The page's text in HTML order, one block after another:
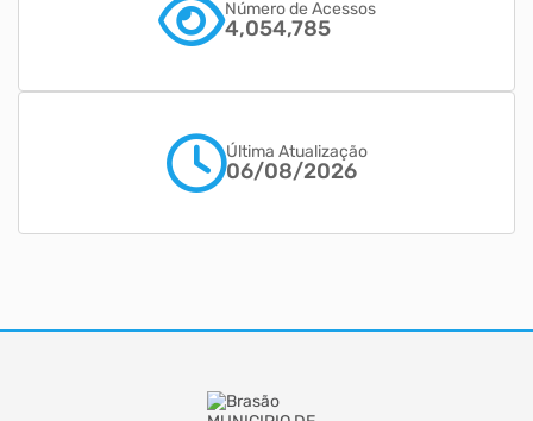
Número de Acessos
4,054,785
Última Atualização
06/08/2026